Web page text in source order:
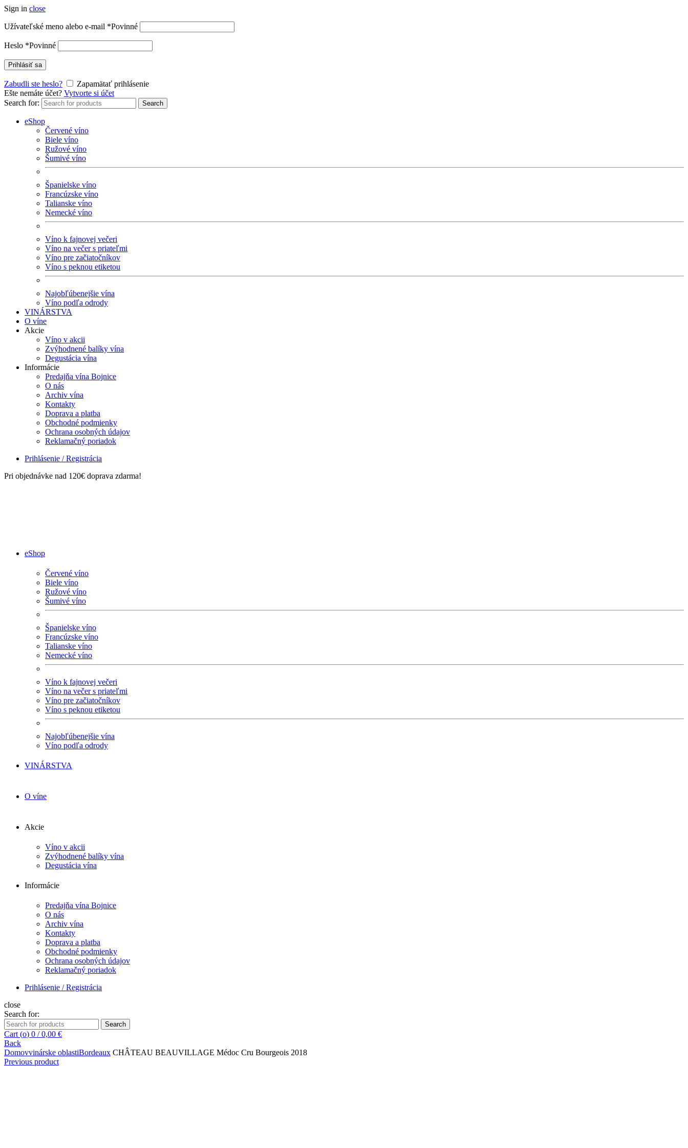
Sign in close
Užívateľské meno alebo e-mail *Povinné
Heslo *Povinné
Prihlásiť sa
Zabudli ste heslo?
Zapamätať prihlásenie
Ešte nemáte účet? Vytvorte si účet
Search for:
Search
eShop
Červené víno
Biele víno
Ružové víno
Šumivé víno
Španielske víno
Francúzske víno
Talianske víno
Nemecké víno
Víno k fajnovej večeri
Víno na večer s priateľmi
Víno pre začiatočníkov
Víno s peknou etiketou
Najobľúbenejšie vína
Víno podľa odrody
VINÁRSTVA
O víne
Akcie
Víno v akcii
Zvýhodnené balíky vína
Degustácia vína
Informácie
Predajňa vína Bojnice
O nás
Archiv vína
Kontakty
Doprava a platba
Obchodné podmienky
Ochrana osobných údajov
Reklamačný poriadok
Prihlásenie / Registrácia
Pri objednávke nad 120€ doprava zdarma!
eShop
Červené víno
Biele víno
Ružové víno
Šumivé víno
Španielske víno
Francúzske víno
Talianske víno
Nemecké víno
Víno k fajnovej večeri
Víno na večer s priateľmi
Víno pre začiatočníkov
Víno s peknou etiketou
Najobľúbenejšie vína
Víno podľa odrody
VINÁRSTVA
O víne
Akcie
Víno v akcii
Zvýhodnené balíky vína
Degustácia vína
Informácie
Predajňa vína Bojnice
O nás
Archiv vína
Kontakty
Doprava a platba
Obchodné podmienky
Ochrana osobných údajov
Reklamačný poriadok
Prihlásenie / Registrácia
close
Search for:
Search
Cart (o) 0 / 0,00 €
Back
Domovvinárske oblastiBordeaux CHÂTEAU BEAUVILLAGE Médoc Cru Bourgeois 2018
Previous product